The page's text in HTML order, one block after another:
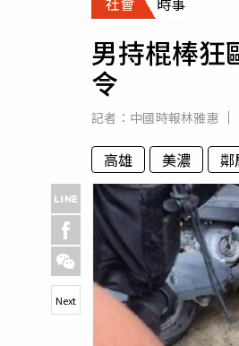
男持棍棒
令
記者： 中國時報林雅惠
高雄 美濃 鄰
Next